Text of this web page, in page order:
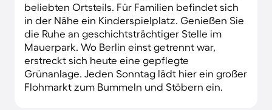
beliebten Ortsteils. Für Familien befindet sich
in der Nähe ein Kinderspielplatz. Genießen Sie
die Ruhe an geschichtsträchtiger Stelle im
Mauerpark. Wo Berlin einst getrennt war,
erstreckt sich heute eine gepflegte
Grünanlage. Jeden Sonntag lädt hier ein großer
Flohmarkt zum Bummeln und Stöbern ein.